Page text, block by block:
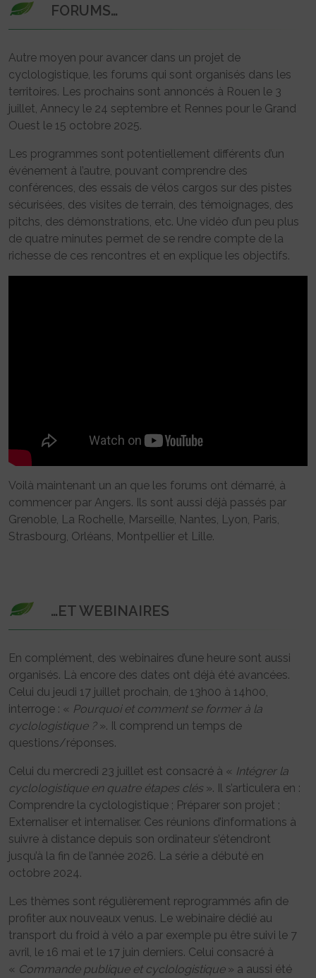
FORUMS…
Autre moyen pour avancer dans un projet de
cyclologistique, les forums qui sont organisés dans les
territoires. Les prochains sont annoncés à Rouen le 3
juillet, Annecy le 24 septembre et Rennes pour le Grand
Ouest le 15 octobre 2025.
Les programmes sont potentiellement différents d’un
événement à l’autre, pouvant comprendre des
conférences, des essais de vélos cargos sur des pistes
sécurisées, des visites de terrain, des témoignages, des
pitchs, des démonstrations, etc. Une vidéo d’un peu plus
de quatre minutes permet de se rendre compte de la
richesse de ces rencontres et en explique les objectifs.
Voilà maintenant un an que les forums ont démarré, à
commencer par Angers. Ils sont aussi déjà passés par
Grenoble, La Rochelle, Marseille, Nantes, Lyon, Paris,
Strasbourg, Orléans, Montpellier et Lille.
…ET WEBINAIRES
En complément, des webinaires d’une heure sont aussi
organisés. Là encore des dates ont déjà été avancées.
Celui du jeudi 17 juillet prochain, de 13h00 à 14h00,
interroge : « Pourquoi et comment se former à la
cyclologistique ?». Il comprend un temps de
questions/réponses.
Celui du mercredi 23 juillet est consacré à « Intégrer la
cyclologistique en quatre étapes clés». Il s’articulera en :
Comprendre la cyclologistique ; Préparer son projet ;
Externaliser et internaliser. Ces réunions d’informations à
suivre à distance depuis son ordinateur s’étendront
jusqu’à la fin de l’année 2026. La série a débuté en
octobre 2024.
Les thèmes sont régulièrement reprogrammés afin de
profiter aux nouveaux venus. Le webinaire dédié au
transport du froid à vélo a par exemple pu être suivi le 7
avril, le 16 mai et le 17 juin derniers. Celui consacré à
« Commande publique et cyclologistique» a aussi été